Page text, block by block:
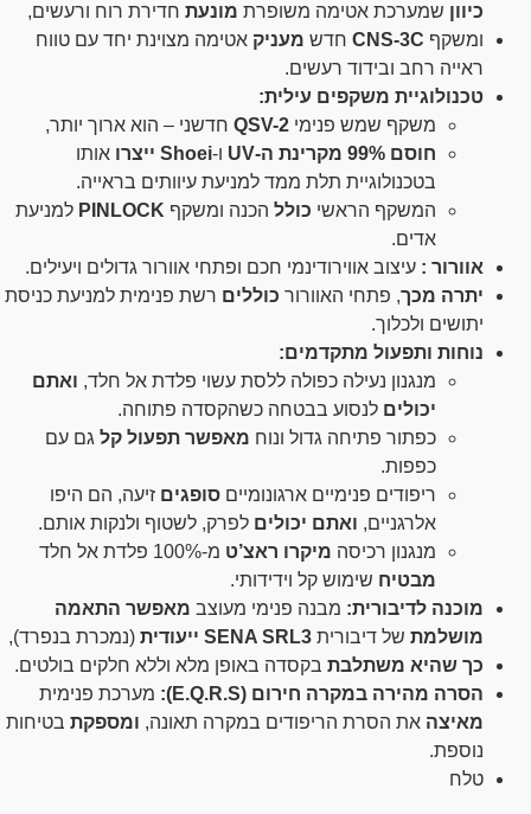
כיוון שמערכת אטימה משופרת מונעת חדירת רוח ורעשים,
ומשקף CNS-3C חדש מעניק אטימה מצוינת יחד עם טווח
ראייה רחב ובידוד רעשים.
טכנולוגיית משקפים עילית:
משקף שמש פנימי QSV-2 חדשני – הוא ארוך יותר,
חוסם 99% מקרינת ה-UV
ו-Shoei ייצרו
אותו
בטכנולוגיית תלת ממד למניעת עיוותים בראייה.
המשקף הראשי כולל הכנה ומשקף PINLOCK למניעת
אדים.
אוורור : עיצוב אווירודינמי חכם ופתחי אוורור גדולים ויעילים.
יתרה מכך, פתחי האוורור כוללים רשת פנימית למניעת כניסת
יתושים ולכלוך.
נוחות ותפעול מתקדמים:
מנגנון נעילה כפולה ללסת עשוי פלדת אל חלד, ואתם
יכולים לנסוע בבטחה כשהקסדה פתוחה.
כפתור פתיחה גדול ונוח מאפשר תפעול קל גם עם
כפפות.
ריפודים פנימיים ארגונומיים סופגים זיעה, הם היפו
אלרגניים, ואתם יכולים לפרק, לשטוף ולנקות אותם.
מנגנון רכיסה מיקרו ראצ’ט מ-100% פלדת אל חלד
מבטיח שימוש קל וידידותי.
מוכנה לדיבורית: מבנה פנימי מעוצב מאפשר התאמה
מושלמת של דיבורית SENA SRL3 ייעודית
(נמכרת בנפרד),
כך שהיא משתלבת בקסדה באופן מלא וללא חלקים בולטים.
הסרה מהירה במקרה חירום (E.Q.R.S):
מערכת פנימית
מאיצה את הסרת הריפודים במקרה תאונה, ומספקת בטיחות
נוספת.
טלח